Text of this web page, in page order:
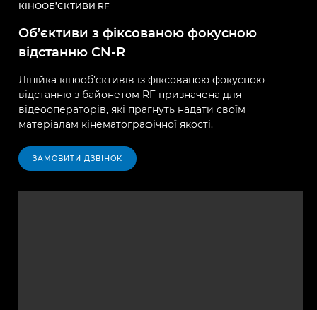
КІНООБ’ЄКТИВИ RF
Об’єктиви з фіксованою фокусною
відстанню CN-R
Лінійка кінооб’єктивів із фіксованою фокусною
відстанню з байонетом RF призначена для
відеооператорів, які прагнуть надати своїм
матеріалам кінематографічної якості.
ЗАМОВИТИ ДЗВІНОК